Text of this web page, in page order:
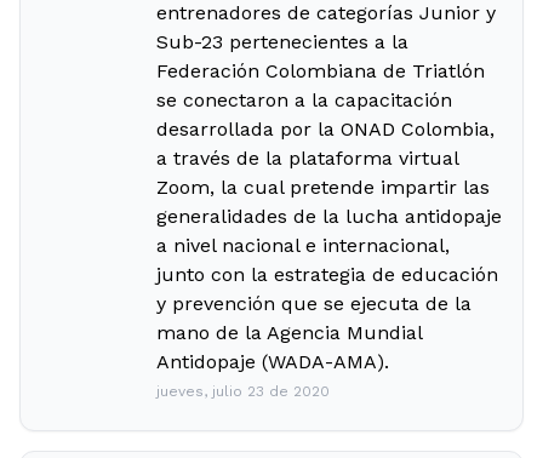
entrenadores de categorías Junior y
Sub-23 pertenecientes a la
Federación Colombiana de Triatlón
se conectaron a la capacitación
desarrollada por la ONAD Colombia,
a través de la plataforma virtual
Zoom, la cual pretende impartir las
generalidades de la lucha antidopaje
a nivel nacional e internacional,
junto con la estrategia de educación
y prevención que se ejecuta de la
mano de la Agencia Mundial
Antidopaje (WADA-AMA).
jueves, julio 23 de 2020